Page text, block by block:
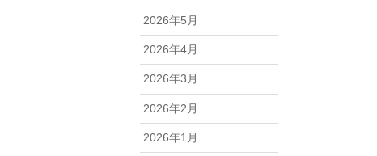
2026年5月
2026年4月
2026年3月
2026年2月
2026年1月